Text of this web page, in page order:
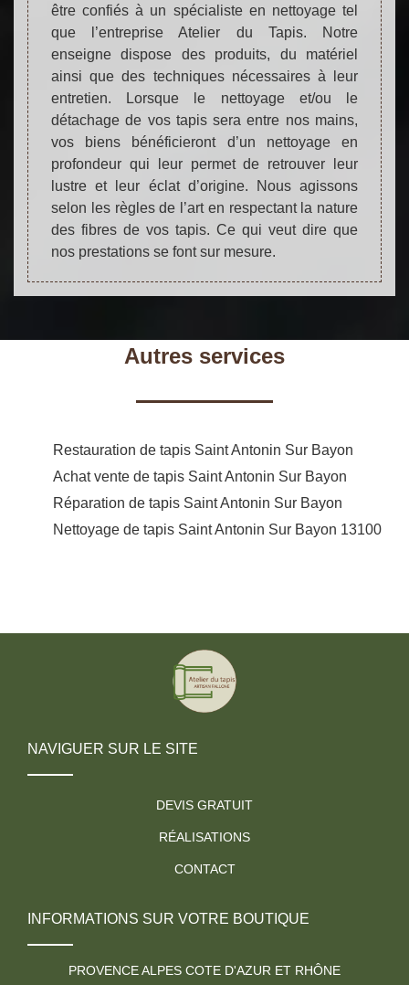
être confiés à un spécialiste en nettoyage tel
que l’entreprise Atelier du Tapis. Notre
enseigne dispose des produits, du matériel
ainsi que des techniques nécessaires à leur
entretien. Lorsque le nettoyage et/ou le
détachage de vos tapis sera entre nos mains,
vos biens bénéficieront d’un nettoyage en
profondeur qui leur permet de retrouver leur
lustre et leur éclat d’origine. Nous agissons
selon les règles de l’art en respectant la nature
des fibres de vos tapis. Ce qui veut dire que
nos prestations se font sur mesure.
Autres services
Restauration de tapis Saint Antonin Sur Bayon
Achat vente de tapis Saint Antonin Sur Bayon
Réparation de tapis Saint Antonin Sur Bayon
Nettoyage de tapis Saint Antonin Sur Bayon 13100
NAVIGUER SUR LE SITE
DEVIS GRATUIT
RÉALISATIONS
CONTACT
INFORMATIONS SUR VOTRE BOUTIQUE
PROVENCE ALPES COTE D'AZUR ET RHÔNE